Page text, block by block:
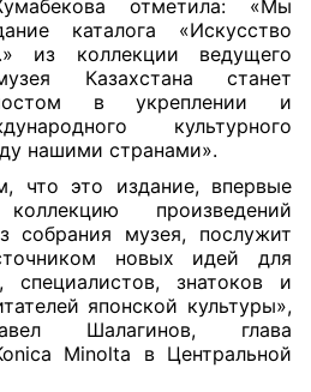
отметила: «Мы
каталога «Искусство
из коллекции ведущего
Казахстана станет
в укреплении и
культурного
нашими странами».
что это издание, впервые
произведений
собрания музея, послужит
новых идей для
специалистов, знатоков и
японской культуры»,
Шалагинов, глава
Minolta в Центральной